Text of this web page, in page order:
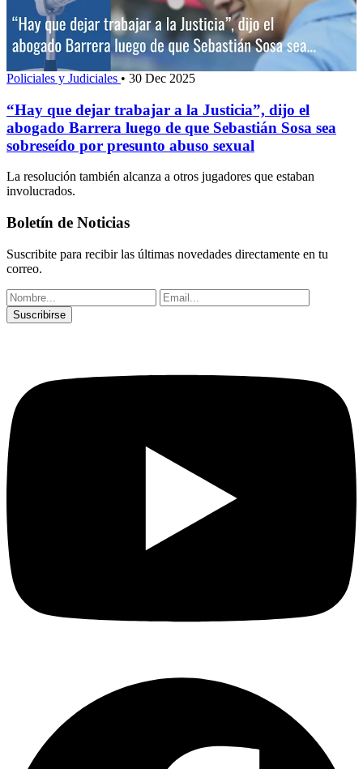
Policiales y Judiciales • 30 Dec 2025
“Hay que dejar trabajar a la Justicia”, dijo el
abogado Barrera luego de que Sebastián Sosa sea
sobreseído por presunto abuso sexual
La resolución también alcanza a otros jugadores que estaban
involucrados.
Boletín de Noticias
Suscribite para recibir las últimas novedades directamente en tu
correo.
Suscribirse